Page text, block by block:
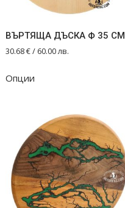
ВЪРТЯЩА ДЪСКА Ф 35 СМ
30.68€/ 60.00 лв.
Опции